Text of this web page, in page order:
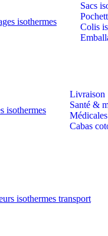
isothermes
Sacs
Colis
isothermes
Livraison
Santé &
Cabas
isothermes transport